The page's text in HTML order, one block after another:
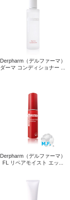
Derpharm（デルファーマ）
ダーマ コンディショナー ...
Derpharm（デルファーマ）
FL リペアモイスト エッ...